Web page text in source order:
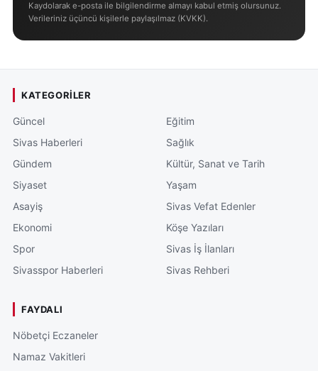
Kaydolarak e-posta ile bilgilendirme almayı kabul etmiş olursunuz.
Verileriniz üçüncü kişilerle paylaşılmaz (KVKK).
KATEGORILER
Güncel
Sivas Haberleri
Gündem
Siyaset
Asayiş
Ekonomi
Spor
Sivasspor Haberleri
Eğitim
Sağlık
Kültür, Sanat ve Tarih
Yaşam
Sivas Vefat Edenler
Köşe Yazıları
Sivas İş İlanları
Sivas Rehberi
FAYDALI
Nöbetçi Eczaneler
Namaz Vakitleri